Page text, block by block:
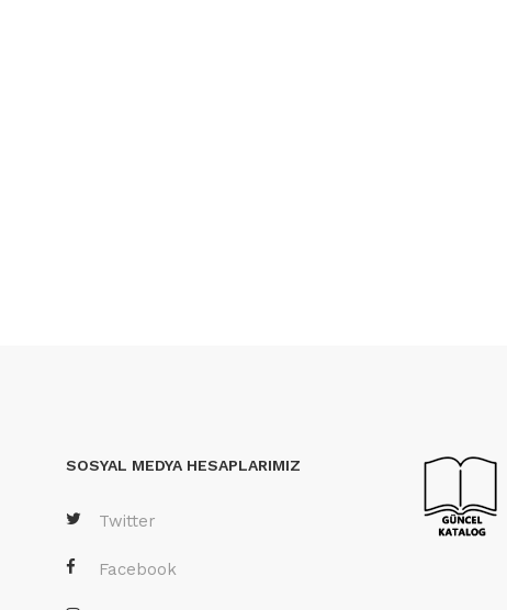
SOSYAL MEDYA HESAPLARIMIZ
Twitter
Facebook